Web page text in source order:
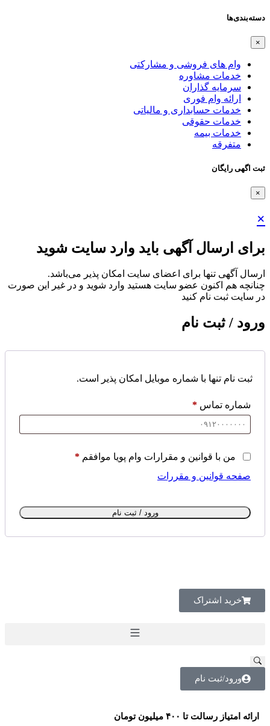
دسته‌بندی‌ها
×
وام های فروشی و مشارکتی
خدمات مشاوره
سرمایه گذاران
ارائه وام فوری
خدمات حسابداری و مالیاتی
خدمات حقوقی
خدمات بیمه
متفرقه
ثبت اگهی رایگان
×
×
برای ارسال آگهی باید وارد سایت شوید
ارسال آگهی تنها برای اعضای سایت امکان پذیر می‌باشد.
چنانچه هم‌ اکنون عضو سایت هستید وارد شوید و در غیر این صورت
در سایت ثبت نام کنید
ورود / ثبت نام
ثبت نام تنها با شماره موبایل امکان پذیر است.
شماره تماس *
من با قوانین و مقرارات وام پویا موافقم *
صفحه قوانین و مقررات
ورود / ثبت نام
خرید اشتراک
ورود/ثبت نام
ارائه امتیاز رسالت تا ۴۰۰ میلیون تومان